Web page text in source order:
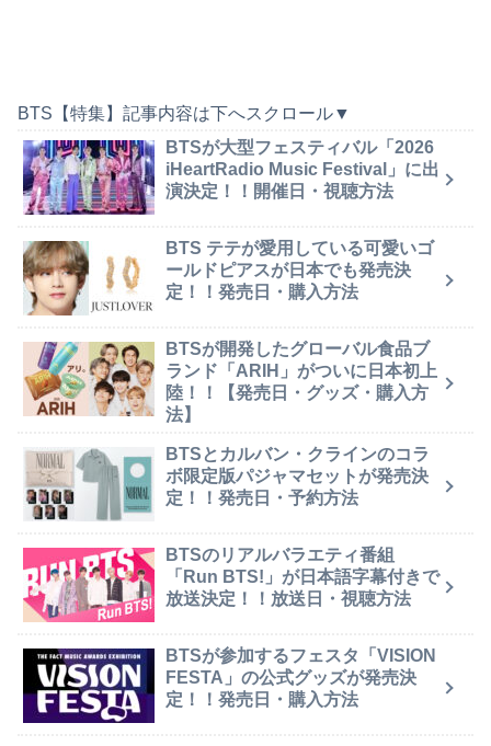
BTS【特集】記事内容は下へスクロール▼
BTSが大型フェスティバル「2026
iHeartRadio Music Festival」に出
演決定！！開催日・視聴方法
BTS テテが愛用している可愛いゴ
ールドピアスが日本でも発売決
定！！発売日・購入方法
BTSが開発したグローバル食品ブ
ランド「ARIH」がついに日本初上
陸！！【発売日・グッズ・購入方
法】
BTSとカルバン・クラインのコラ
ボ限定版パジャマセットが発売決
定！！発売日・予約方法
BTSのリアルバラエティ番組
「Run BTS!」が日本語字幕付きで
放送決定！！放送日・視聴方法
BTSが参加するフェスタ「VISION
FESTA」の公式グッズが発売決
定！！発売日・購入方法